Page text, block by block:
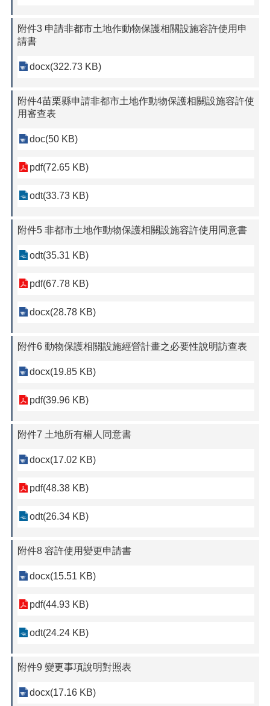
附件3 申請非都市土地作動物保護相關設施容許使用申
請書
docx(322.73 KB)
附件4苗栗縣申請非都市土地作動物保護相關設施容許使
用審查表
doc(50 KB)
pdf(72.65 KB)
odt(33.73 KB)
附件5 非都市土地作動物保護相關設施容許使用同意書
odt(35.31 KB)
pdf(67.78 KB)
docx(28.78 KB)
附件6 動物保護相關設施經營計畫之必要性說明訪查表
docx(19.85 KB)
pdf(39.96 KB)
附件7 土地所有權人同意書
docx(17.02 KB)
pdf(48.38 KB)
odt(26.34 KB)
附件8 容許使用變更申請書
docx(15.51 KB)
pdf(44.93 KB)
odt(24.24 KB)
附件9 變更事項說明對照表
docx(17.16 KB)